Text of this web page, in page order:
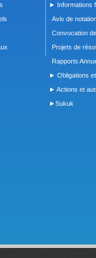
► Informations
Avis de
Convocation
Projets de
Rapports
► Obligations
► Actions et
►Sukuk